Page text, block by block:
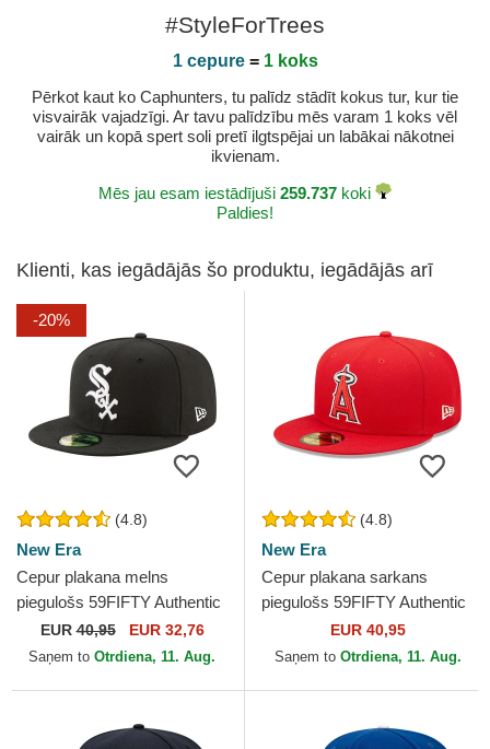
#StyleForTrees
1 cepure= 1 koks
Pērkot kaut ko Caphunters, tu palīdz stādīt kokus tur, kur tie
visvairāk vajadzīgi. Ar tavu palīdzību mēs varam 1 koks vēl
vairāk un kopā spert soli pretī ilgtspējai un labākai nākotnei
ikvienam.
Mēs jau esam iestādījuši 259.737 koki
Paldies!
Klienti, kas iegādājās šo produktu, iegādājās arī
-20%
(4.8)
New Era
Cepur plakana melns
piegulošs 59FIFTY Authentic
On Field Game no Chicago
White Sox MLB no New Era
EUR40,95 EUR 32,76
Saņem to Otrdiena, 11. Aug.
(4.8)
New Era
Cepur plakana sarkans
piegulošs 59FIFTY Authentic
On Field no Los Angeles
Angels MLB no New Era
EUR 40,95
Saņem to Otrdiena, 11. Aug.